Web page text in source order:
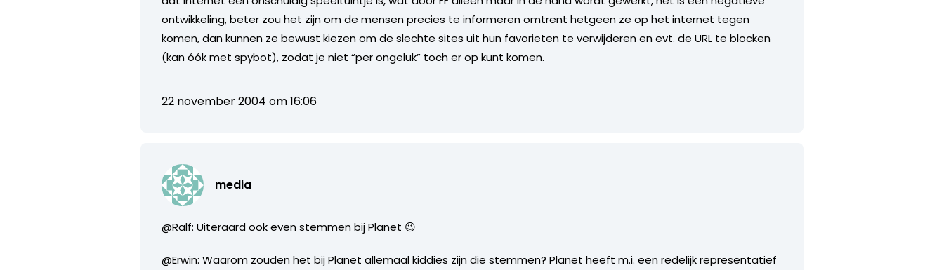
ontwikkeling, beter zou het zijn om de mensen precies te informeren omtrent hetgeen ze op het internet tegen
komen, dan kunnen ze bewust kiezen om de slechte sites uit hun favorieten te verwijderen en evt. de URL te blocken
(kan óók met spybot), zodat je niet “per ongeluk” toch er op kunt komen.
22 november 2004 om 16:06
media
@Ralf: Uiteraard ook even stemmen bij Planet 😉
@Erwin: Waarom zouden het bij Planet allemaal kiddies zijn die stemmen? Planet heeft m.i. een redelijk representatief